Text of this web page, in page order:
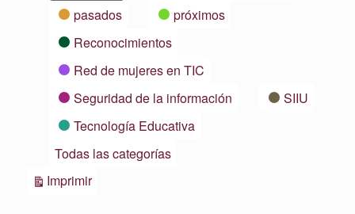
pasados
próximos
Reconocimientos
Red de mujeres en TIC
Seguridad de la información
SIIU
Tecnología Educativa
Todas las categorías
ImprimirVistas